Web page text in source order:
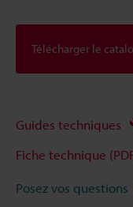
Télécharger le
Guides techniques
Fiche technique
Posez vos questions